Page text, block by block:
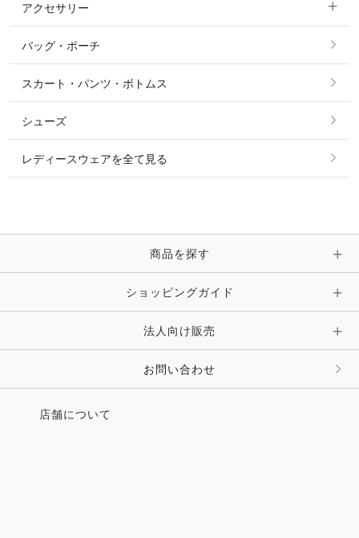
ニット・セーター
シャツ・ブラウス・ワンピース
ショーシャツ
すべてのファッション雑貨
ソックス
ベルト
時計・財布・キーケース・革小物
キーホルダー・チャーム・ストラップ
その他 ファッション雑貨
アクセサリー
すべてのアクセサリー
リング
ピアス・イヤリング
ピン・ブローチ・コサージュ
その他 アクセサリー
バッグ・ポーチ
スカート・パンツ・ボトムス
シューズ
レディースウェアを全て見る
商品を探す
ショッピングガイド
法人向け販売
お問い合わせ
店舗について